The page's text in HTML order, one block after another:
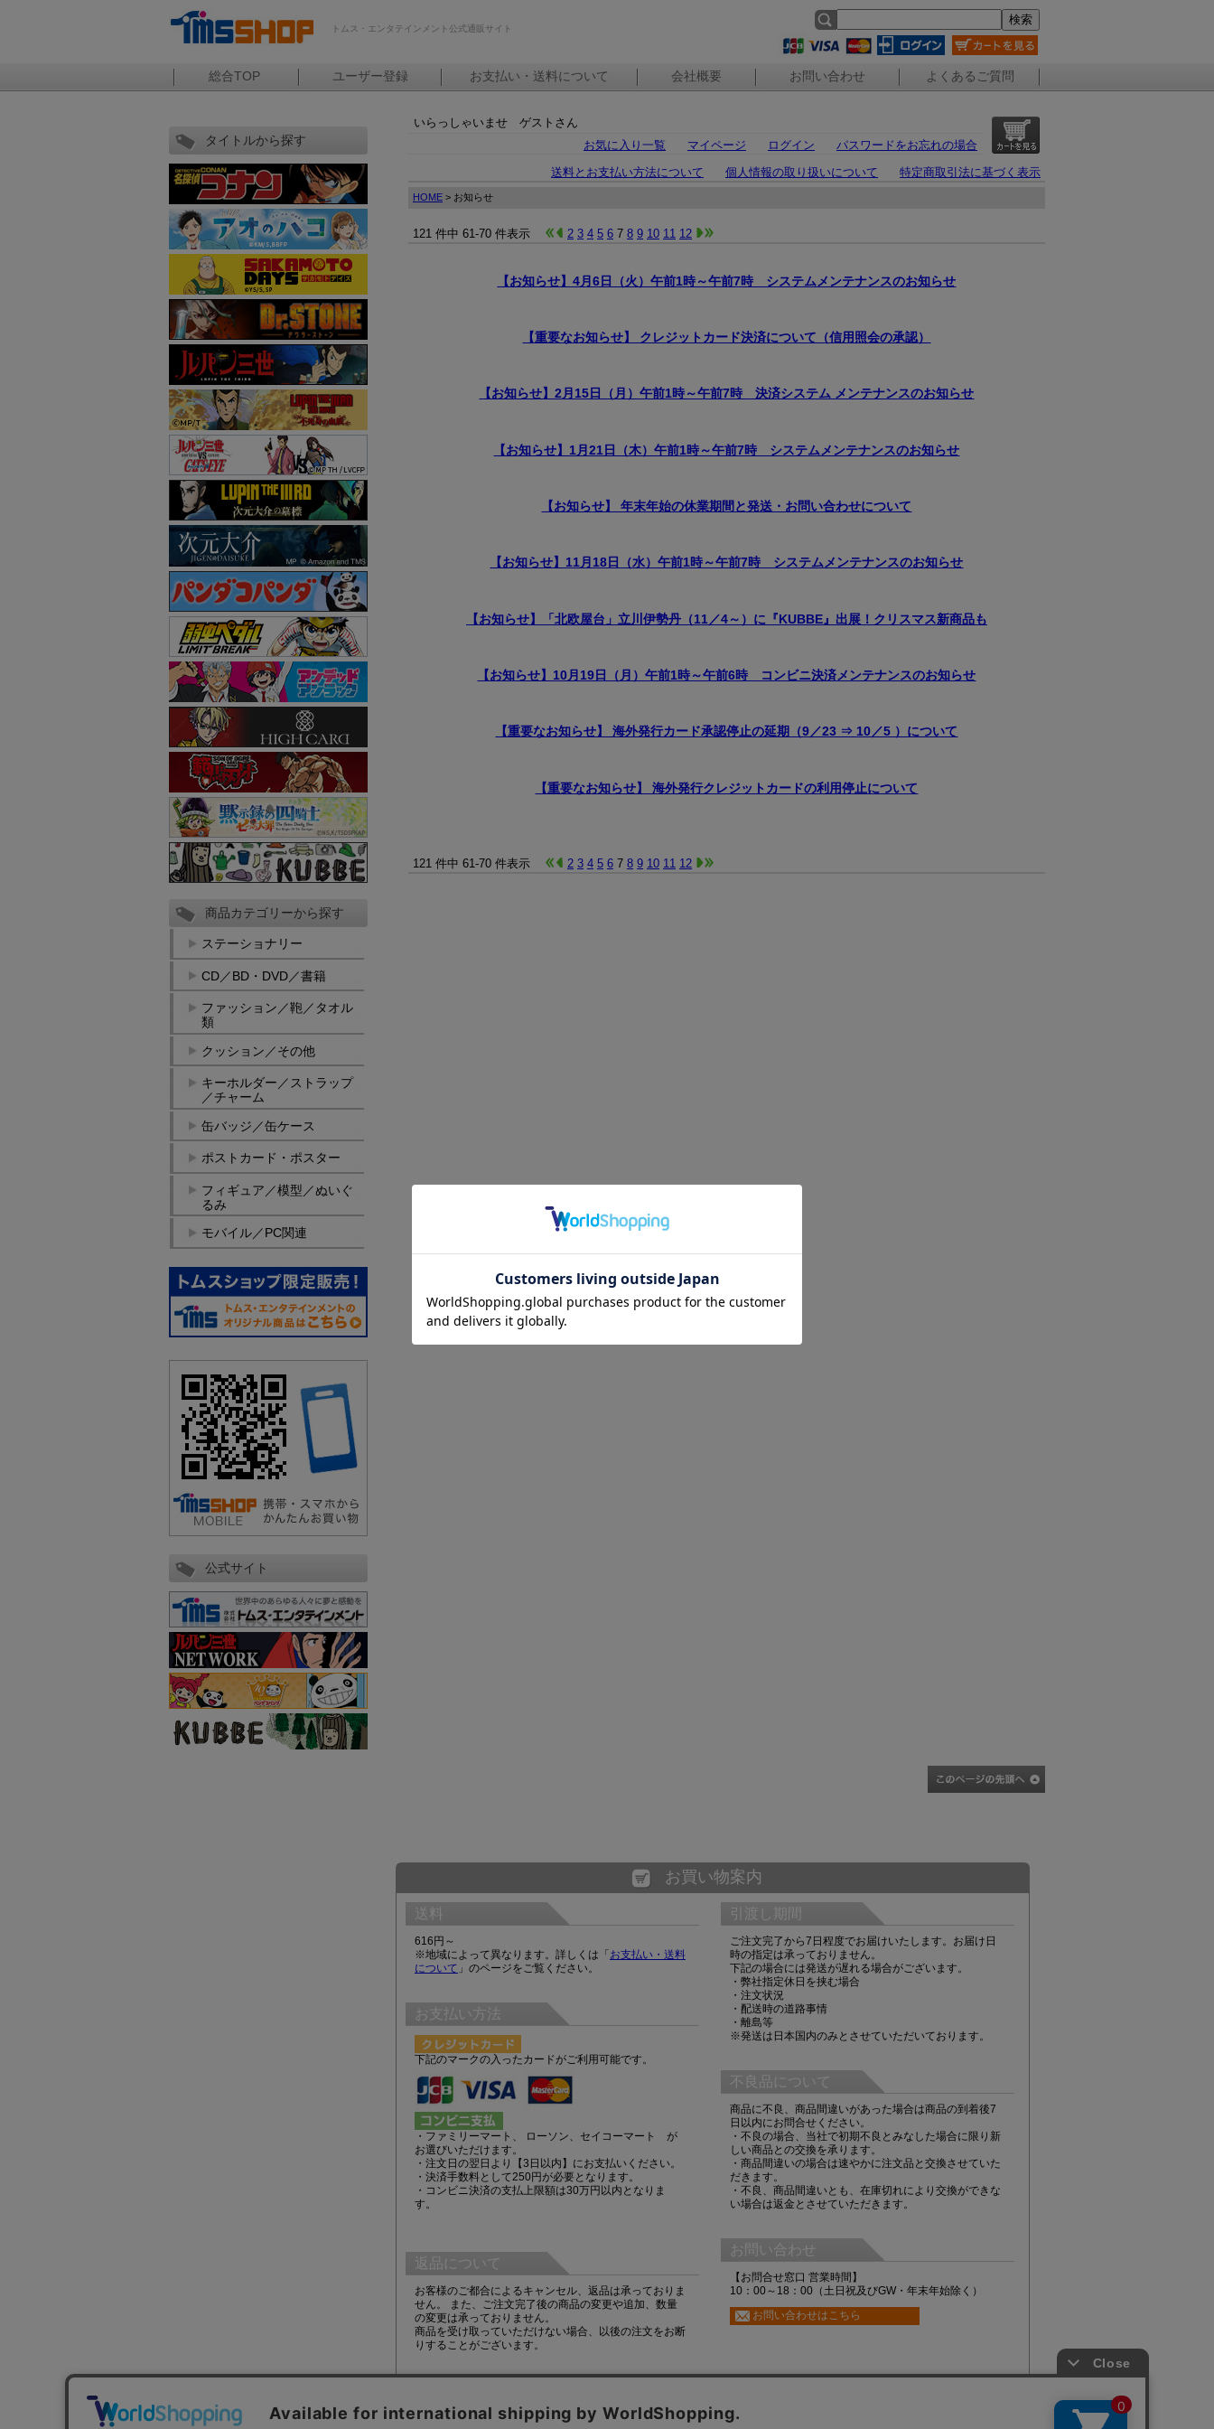
トムス・エンタテインメント公式通販サイト
総合TOP ユーザー登録 お支払い・送料について 会社概要 お問い合わせ よくあるご質問
タイトルから探す
商品カテゴリーから探す
ステーショナリー
CD／BD・DVD／書籍
ファッション／鞄／タオル
類
クッション／その他
キーホルダー／ストラップ
／チャーム
缶バッジ／缶ケース
ポストカード・ポスター
フィギュア／模型／ぬいぐ
るみ
モバイル／PC関連
公式サイト
いらっしゃいませ ゲストさん
お気に入り一覧
マイページ ログイン
パスワードをお忘れの場合
送料とお支払い方法について
個人情報の取り扱いについて 特定商取引法に基づく表示
HOME > お知らせ
121 件中 61-70 件表示 2 3 4 5 6 7 8 9 10 11 12
【お知らせ】4月6日（火）午前1時～午前7時 システムメンテナンスのお知らせ
【重要なお知らせ】 クレジットカード決済について（信用照会の承認）
【お知らせ】2月15日（月）午前1時～午前7時 決済システム メンテナンスのお知らせ
【お知らせ】1月21日（木）午前1時～午前7時 システムメンテナンスのお知らせ
【お知らせ】 年末年始の休業期間と発送・お問い合わせについて
【お知らせ】11月18日（水）午前1時～午前7時 システムメンテナンスのお知らせ
【お知らせ】「北欧屋台」立川伊勢丹（11／4～）に『KUBBE』出展！クリスマス新商品も
【お知らせ】10月19日（月）午前1時～午前6時 コンビニ決済メンテナンスのお知らせ
【重要なお知らせ】 海外発行カード承認停止の延期（9／23 ⇒ 10／5 ）について
【重要なお知らせ】 海外発行クレジットカードの利用停止について
121 件中 61-70 件表示 2 3 4 5 6 7 8 9 10 11 12